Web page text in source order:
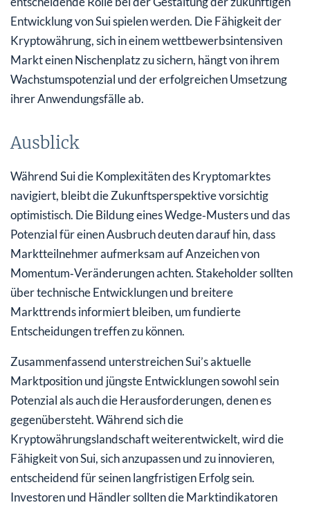
Entwicklung von Sui spielen werden. Die Fähigkeit der
Kryptowährung, sich in einem wettbewerbsintensiven
Markt einen Nischenplatz zu sichern, hängt von ihrem
Wachstumspotenzial und der erfolgreichen Umsetzung
ihrer Anwendungsfälle ab.
Ausblick
Während Sui die Komplexitäten des Kryptomarktes
navigiert, bleibt die Zukunftsperspektive vorsichtig
optimistisch. Die Bildung eines Wedge‑Musters und das
Potenzial für einen Ausbruch deuten darauf hin, dass
Marktteilnehmer aufmerksam auf Anzeichen von
Momentum‑Veränderungen achten. Stakeholder sollten
über technische Entwicklungen und breitere
Markttrends informiert bleiben, um fundierte
Entscheidungen treffen zu können.
Zusammenfassend unterstreichen Sui’s aktuelle
Marktposition und jüngste Entwicklungen sowohl sein
Potenzial als auch die Herausforderungen, denen es
gegenübersteht. Während sich die
Kryptowährungslandschaft weiterentwickelt, wird die
Fähigkeit von Sui, sich anzupassen und zu innovieren,
entscheidend für seinen langfristigen Erfolg sein.
Investoren und Händler sollten die Marktindikatoren